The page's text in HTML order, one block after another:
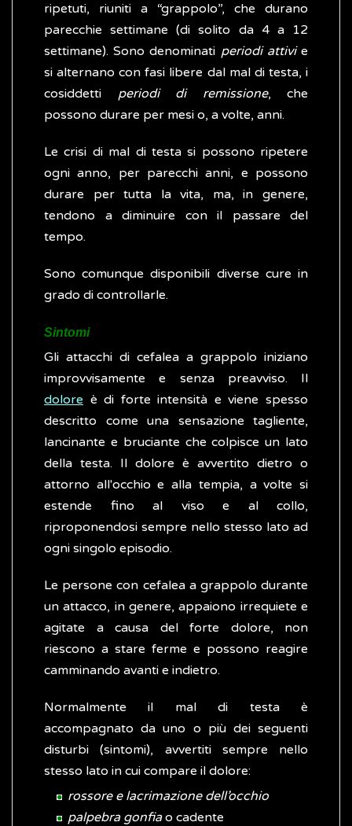
ripetuti, riuniti a “grappolo”, che durano
parecchie settimane (di solito da 4 a 12
settimane). Sono denominati periodi attivie
si alternano con fasi libere dal mal di testa, i
cosiddetti periodi di remissione, che
possono durare per mesi o, a volte, anni.
Le crisi di mal di testa si possono ripetere
ogni anno, per parecchi anni, e possono
durare per tutta la vita, ma, in genere,
tendono a diminuire con il passare del
tempo.
Sono comunque disponibili diverse cure in
grado di controllarle.
Sintomi
Gli attacchi di cefalea a grappolo iniziano
improvvisamente e senza preavviso. Il
dolore è di forte intensità e viene spesso
descritto come una sensazione tagliente,
lancinante e bruciante che colpisce un lato
della testa. Il dolore è avvertito dietro o
attorno all'occhio e alla tempia, a volte si
estende fino al viso e al collo,
riproponendosi sempre nello stesso lato ad
ogni singolo episodio.
Le persone con cefalea a grappolo durante
un attacco, in genere, appaiono irrequiete e
agitate a causa del forte dolore, non
riescono a stare ferme e possono reagire
camminando avanti e indietro.
Normalmente il mal di testa è
accompagnato da uno o più dei seguenti
disturbi (sintomi), avvertiti sempre nello
stesso lato in cui compare il dolore:
rossore e lacrimazione dell’occhio
palpebra gonfiao cadente